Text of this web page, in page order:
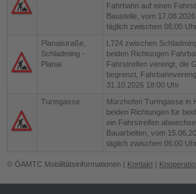
Fahrbahn auf einen
Baustelle, vom
täglich zwischen 06:00
Planaistraße,
Schladming -
Planai
L724 zwischen
beiden Richtungen
Fahrstreifen verengt, die
begrenzt,
31.10.2026 18:00 Uhr
Turmgasse
Mürzhofen Turmgasse in
beiden Richtungen für
ein Fahrstreifen
Bauarbeiten, vom
täglich zwischen 06:00
© ÖAMTC Mobilitätsinformationen | Kontakt |